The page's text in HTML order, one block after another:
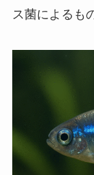
ス菌によるも